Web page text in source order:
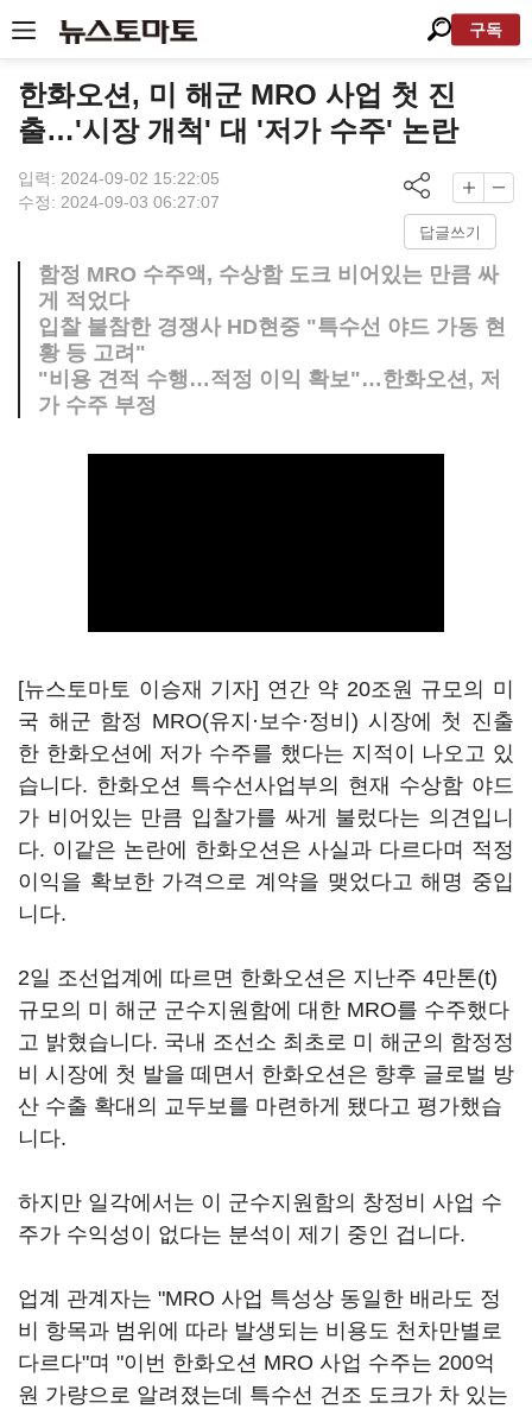
구독
한화오션, 미 해군 MRO 사업 첫 진
출…'시장 개척' 대 '저가 수주' 논란
입력: 2024-09-02 15:22:05
수정: 2024-09-03 06:27:07
답글쓰기
함정 MRO 수주액, 수상함 도크 비어있는 만큼 싸
게 적었다
입찰 불참한 경쟁사 HD현중 "특수선 야드 가동 현
황 등 고려"
"비용 견적 수행…적정 이익 확보"…한화오션, 저
가 수주 부정
[뉴스토마토 이승재 기자] 연간 약 20조원 규모의 미
국 해군 함정 MRO(유지·보수·정비) 시장에 첫 진출
한 한화오션에 저가 수주를 했다는 지적이 나오고 있
습니다. 한화오션 특수선사업부의 현재 수상함 야드
가 비어있는 만큼 입찰가를 싸게 불렀다는 의견입니
다. 이같은 논란에 한화오션은 사실과 다르다며 적정
이익을 확보한 가격으로 계약을 맺었다고 해명 중입
니다.
2일 조선업계에 따르면 한화오션은 지난주 4만톤(t)
규모의 미 해군 군수지원함에 대한 MRO를 수주했다
고 밝혔습니다. 국내 조선소 최초로 미 해군의 함정정
비 시장에 첫 발을 떼면서 한화오션은 향후 글로벌 방
산 수출 확대의 교두보를 마련하게 됐다고 평가했습
니다.
하지만 일각에서는 이 군수지원함의 창정비 사업 수
주가 수익성이 없다는 분석이 제기 중인 겁니다.
업계 관계자는 "MRO 사업 특성상 동일한 배라도 정
비 항목과 범위에 따라 발생되는 비용도 천차만별로
다르다"며 "이번 한화오션 MRO 사업 수주는 200억
원 가량으로 알려졌는데 특수선 건조 도크가 차 있는